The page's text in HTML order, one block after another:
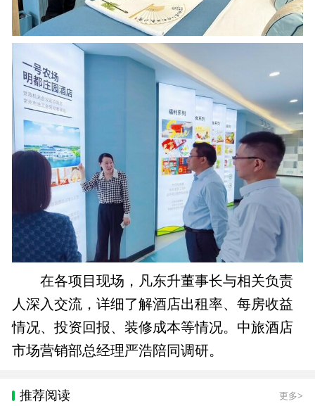
在各项目现场，凡东升董事长与相关负责
人深入交流，详细了解酒店出租率、每房收益
情况、投资回报、装修成本等情况。中旅酒店
市场营销部总经理严浩陪同调研。
推荐阅读 更多>